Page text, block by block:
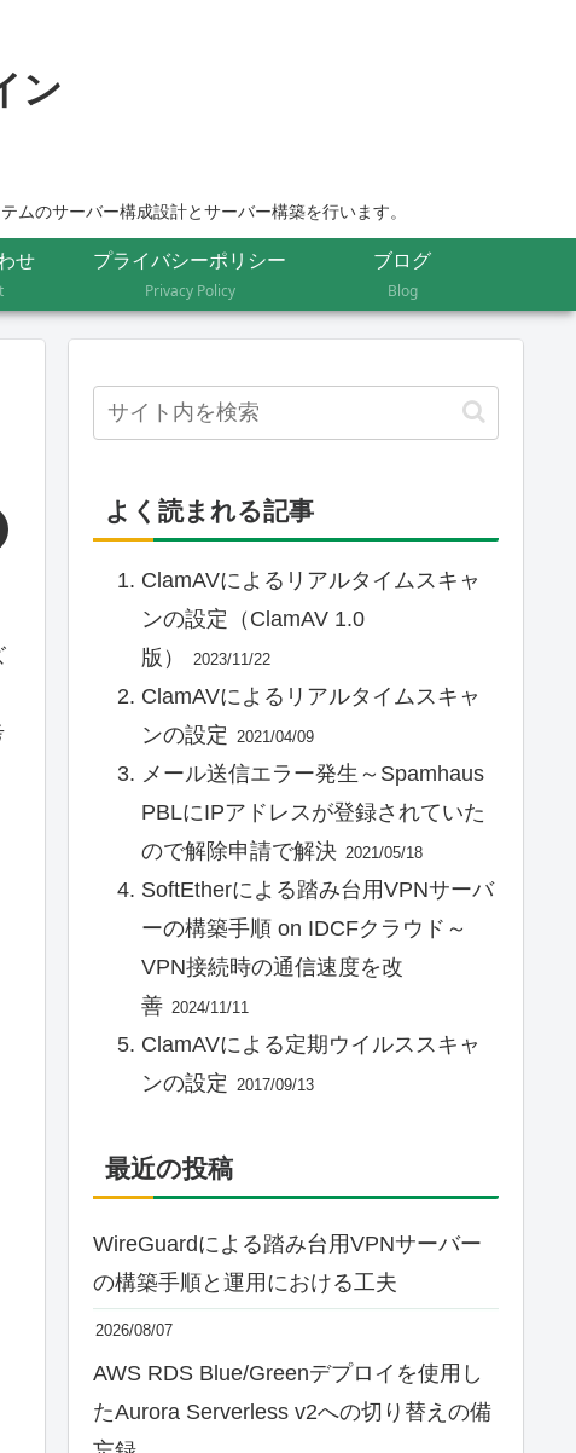
のサーバー構成設計とサーバー構築を行います。
せ
プライバシーポリシー
Privacy Policy
ブログ
Blog
よく読まれる記事
ClamAVによるリアルタイムスキャ
ンの設定（ClamAV 1.0
版）
2023/11/22
ClamAVによるリアルタイムスキャ
ンの設定
2021/04/09
メール送信エラー発生～Spamhaus
PBLにIPアドレスが登録されていた
ので解除申請で解決 2021/05/18
SoftEtherによる踏み台用VPNサーバ
ーの構築手順 on IDCFクラウド～
VPN接続時の通信速度を改
善 2024/11/11
ClamAVによる定期ウイルススキャ
ンの設定
2017/09/13
最近の投稿
WireGuardによる踏み台用VPNサーバー
の構築手順と運用における工夫
2026/08/07
AWS RDS Blue/Greenデプロイを使用し
たAurora Serverless v2への切り替えの備